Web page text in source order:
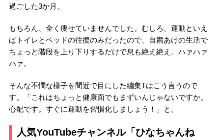
過ごした3か月。
もちろん、全く痩せていませんでした。むしろ、運動といえ
ばトイレとベッドの往復のみだったので、自粛あけの生活で
ちょっと階段を上り下りするだけで息も絶え絶え。ハァハァ
ハァ。
そんな不憫な様子を間近で目にした編集Tはこう言うので
す。「これはちょっと健康面でもまずいんじゃないですか。
心配です。すぐに運動を習慣化しましょう！」と。
人気YouTubeチャンネル「ひなちゃんね